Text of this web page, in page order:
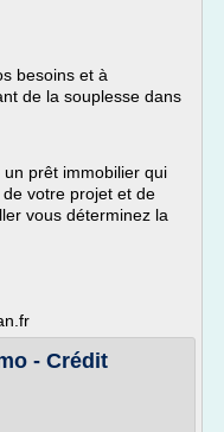
besoins et à
de la souplesse dans
prêt immobilier qui
votre projet et de
vous déterminez la
- Crédit